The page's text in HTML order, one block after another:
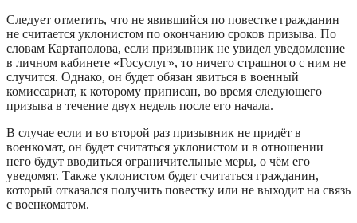
Следует отметить, что не явившийся по повестке гражданин
не считается уклонистом по окончанию сроков призыва. По
словам Картаполова, если призывник не увидел уведомление
в личном кабинете «Госуслуг», то ничего страшного с ним не
случится. Однако, он будет обязан явиться в военный
комиссариат, к которому приписан, во время следующего
призыва в течение двух недель после его начала.
В случае если и во второй раз призывник не придёт в
военкомат, он будет считаться уклонистом и в отношении
него будут вводиться ограничительные меры, о чём его
уведомят. Также уклонистом будет считаться гражданин,
который отказался получить повестку или не выходит на связь
с военкоматом.